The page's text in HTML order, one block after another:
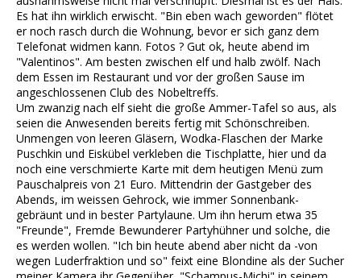
Es hat ihn wirklich erwischt. "Bin eben wach geworden" flötet
er noch rasch durch die Wohnung, bevor er sich ganz dem
Telefonat widmen kann. Fotos ? Gut ok, heute abend im
"Valentinos". Am besten zwischen elf und halb zwölf. Nach
dem Essen im Restaurant und vor der großen Sause im
angeschlossenen Club des Nobeltreffs.
Um zwanzig nach elf sieht die große Ammer-Tafel so aus, als
seien die Anwesenden bereits fertig mit Schönschreiben.
Unmengen von leeren Gläsern, Wodka-Flaschen der Marke
Puschkin und Eiskübel verkleben die Tischplatte, hier und da
noch eine verschmierte Karte mit dem heutigen Menü zum
Pauschalpreis von 21 Euro. Mittendrin der Gastgeber des
Abends, im weissen Gehrock, wie immer Sonnenbank-
gebräunt und in bester Partylaune. Um ihn herum etwa 35
"Freunde", Fremde Bewunderer Partyhühner und solche, die
es werden wollen. "Ich bin heute abend aber nicht da -von
wegen Luderfraktion und so" feixt eine Blondine als der Sucher